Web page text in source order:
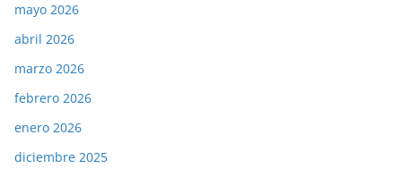
mayo 2026
abril 2026
marzo 2026
febrero 2026
enero 2026
diciembre 2025